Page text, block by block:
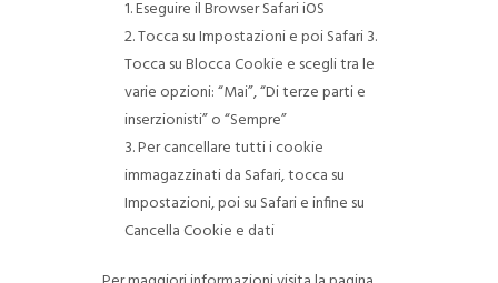
Eseguire il Browser Safari iOS
Tocca su Impostazioni e poi Safari 3.
Tocca su Blocca Cookie e scegli tra le
varie opzioni: “Mai”, “Di terze parti e
inserzionisti” o “Sempre”
Per cancellare tutti i cookie
immagazzinati da Safari, tocca su
Impostazioni, poi su Safari e infine su
Cancella Cookie e dati